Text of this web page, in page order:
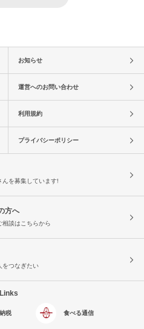
お知らせ
運営へのお問い合わせ
利用規約
プライバシーポリシー
んを募集しています!
方へ
相談はこちらから
をつなぎたい
Links
税 食べる通信